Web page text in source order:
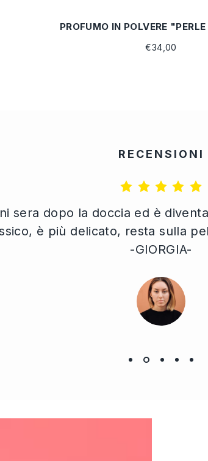
PROFUMO IN POLVERE
€34,00
RECENSIONI
sera dopo la doccia ed è
è più delicato, resta sulla
-GIORGIA-